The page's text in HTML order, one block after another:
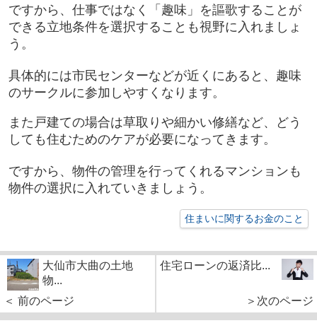
ですから、仕事ではなく「趣味」を謳歌することが
できる立地条件を選択することも視野に入れましょ
う。
具体的には市民センターなどが近くにあると、趣味
のサークルに参加しやすくなります。
また戸建ての場合は草取りや細かい修繕など、どう
しても住むためのケアが必要になってきます。
ですから、物件の管理を行ってくれるマンションも
物件の選択に入れていきましょう。
住まいに関するお金のこと
大仙市大曲の土地
物...
＜ 前のページ
住宅ローンの返済比...
＞次のページ